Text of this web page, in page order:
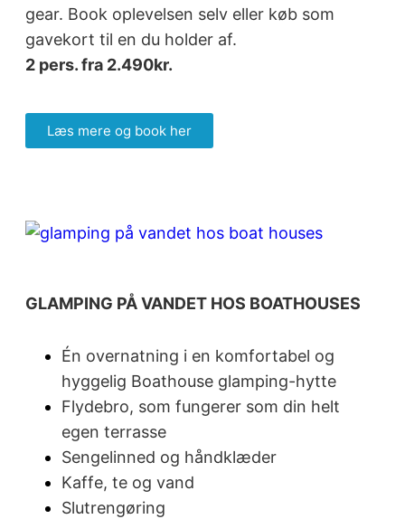
gear. Book oplevelsen selv eller køb som
gavekort til en du holder af.
2 pers. fra 2.490kr.
Læs mere og book her
GLAMPING PÅ VANDET HOS BOATHOUSES
Én overnatning i en komfortabel og
hyggelig Boathouse glamping-hytte
Flydebro, som fungerer som din helt
egen terrasse
Sengelinned og håndklæder
Kaffe, te og vand
Slutrengøring